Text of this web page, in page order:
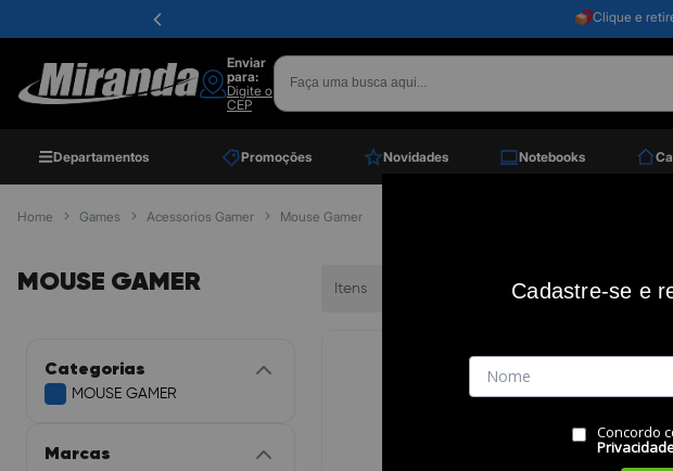
Clique e
Enviar
para:
Digite o
CEP
Departamentos Promoções Novidades Notebooks
Home Games Acessorios Gamer Mouse Gamer
MOUSE GAMER Itens Ordenar por
Categorias
MOUSE GAMER
Marcas
Cadastre-se e
Concordo